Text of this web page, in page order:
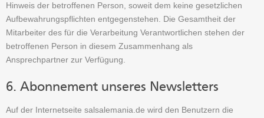
Hinweis der betroffenen Person, soweit dem keine gesetzlichen
Aufbewahrungspflichten entgegenstehen. Die Gesamtheit der
Mitarbeiter des für die Verarbeitung Verantwortlichen stehen der
betroffenen Person in diesem Zusammenhang als
Ansprechpartner zur Verfügung.
6. Abonnement unseres Newsletters
Auf der Internetseite salsalemania.de wird den Benutzern die